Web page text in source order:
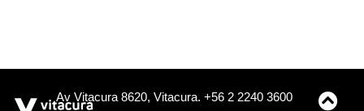
Av Vitacura 8620, Vitacura. +56 2 2240 3600